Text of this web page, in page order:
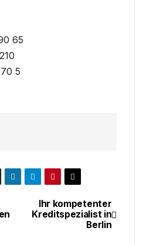
65
5
Ihr kompetenter
Kreditspezialist in
Berlin